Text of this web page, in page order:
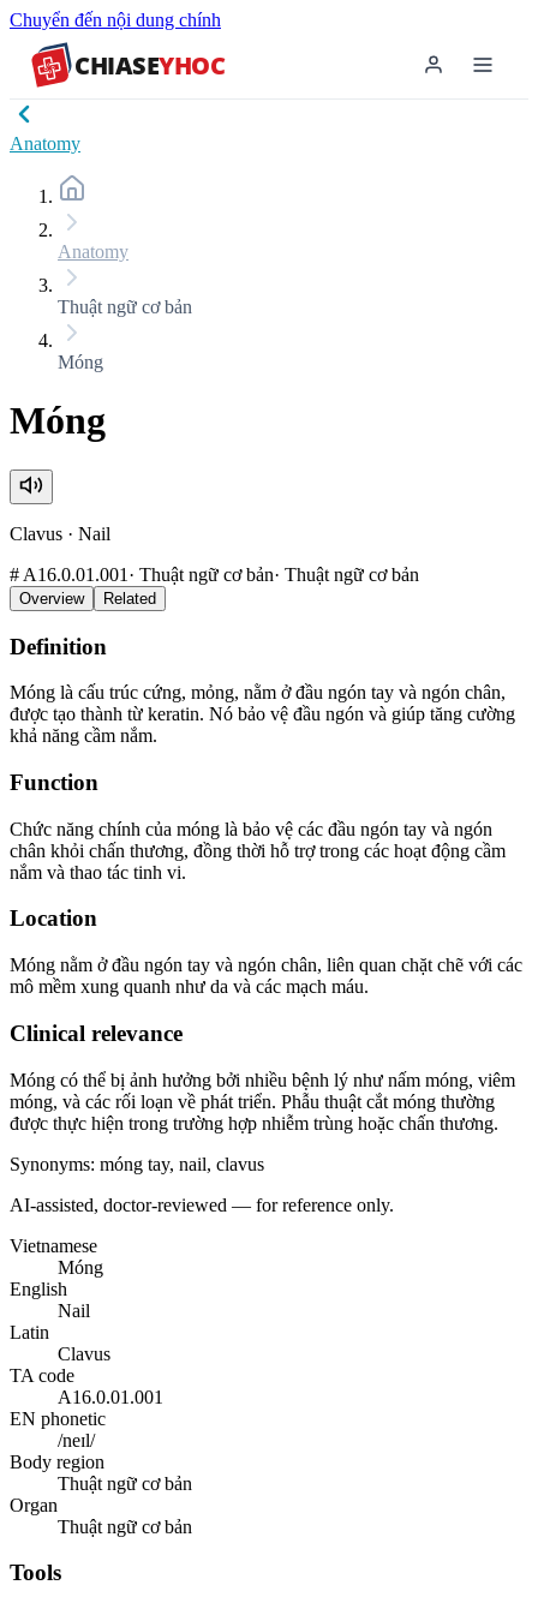
Chuyển đến nội dung chính
CHIASEYHOC
Anatomy
Anatomy
Thuật ngữ cơ bản
Móng
Móng
Clavus · Nail
# A16.0.01.001 · Thuật ngữ cơ bản· Thuật ngữ cơ bản
Overview Related
Definition
Móng là cấu trúc cứng, mỏng, nằm ở đầu ngón tay và ngón chân,
được tạo thành từ keratin. Nó bảo vệ đầu ngón và giúp tăng cường
khả năng cầm nắm.
Function
Chức năng chính của móng là bảo vệ các đầu ngón tay và ngón
chân khỏi chấn thương, đồng thời hỗ trợ trong các hoạt động cầm
nắm và thao tác tinh vi.
Location
Móng nằm ở đầu ngón tay và ngón chân, liên quan chặt chẽ với các
mô mềm xung quanh như da và các mạch máu.
Clinical relevance
Móng có thể bị ảnh hưởng bởi nhiều bệnh lý như nấm móng, viêm
móng, và các rối loạn về phát triển. Phẫu thuật cắt móng thường
được thực hiện trong trường hợp nhiễm trùng hoặc chấn thương.
Synonyms: móng tay, nail, clavus
AI-assisted, doctor-reviewed — for reference only.
Vietnamese
Móng
English
Nail
Latin
Clavus
TA code
A16.0.01.001
EN phonetic
/neɪl/
Body region
Thuật ngữ cơ bản
Organ
Thuật ngữ cơ bản
Tools